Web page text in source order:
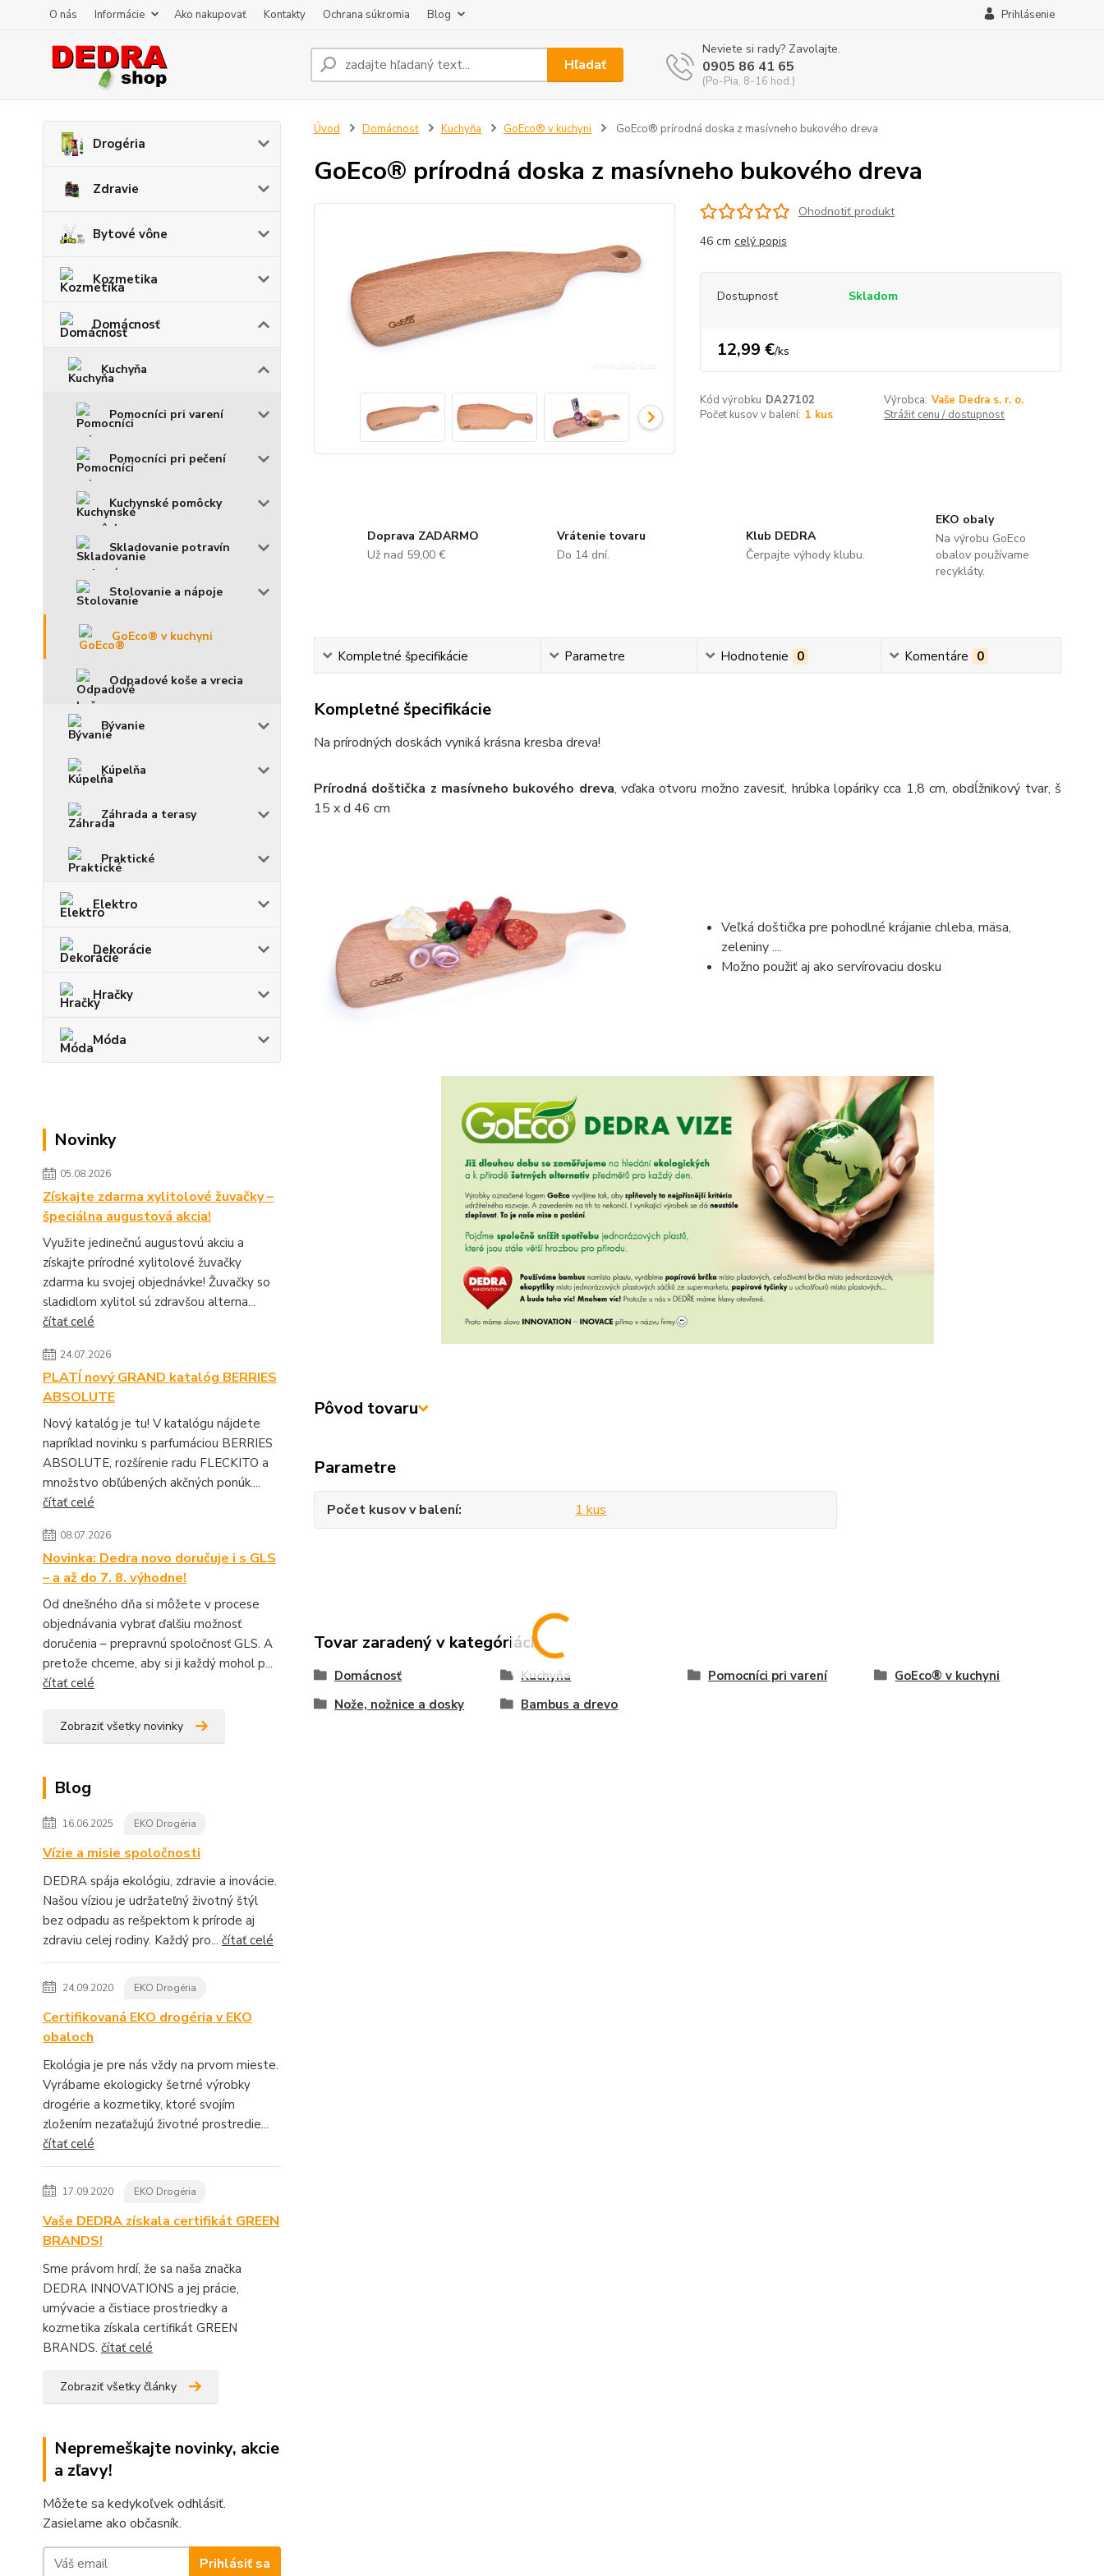
O nás Informácie Ako nakupovať Kontakty Ochrana súkromia Blog Prihlásenie
Hľadať
Neviete si rady? Zavolajte.
0905 86 41 65
(Po-Pia, 8-16 hod.)
Drogéria
Zdravie
Bytové vône
Kozmetika
Domácnosť
Kuchyňa
Pomocníci pri varení
Pomocníci pri pečení
Kuchynské pomôcky
Skladovanie potravín
Stolovanie a nápoje
GoEco® v kuchyni
Odpadové koše a vrecia
Bývanie
Kúpelňa
Záhrada a terasy
Praktické
Elektro
Dekorácie
Hračky
Móda
Novinky
05.08.2026
Získajte zdarma xylitolové žuvačky –
špeciálna augustová akcia!
Využite jedinečnú augustovú akciu a
získajte prírodné xylitolové žuvačky
zdarma ku svojej objednávke! Žuvačky so
sladidlom xylitol sú zdravšou alterna...
čítať celé
24.07.2026
PLATÍ nový GRAND katalóg BERRIES
ABSOLUTE
Nový katalóg je tu! V katalógu nájdete
napríklad novinku s parfumáciou BERRIES
ABSOLUTE, rozšírenie radu FLECKITO a
množstvo obľúbených akčných ponúk....
čítať celé
08.07.2026
Novinka: Dedra novo doručuje i s GLS
– a až do 7. 8. výhodne!
Od dnešného dňa si môžete v procese
objednávania vybrať ďalšiu možnosť
doručenia – prepravnú spoločnosť GLS. A
pretože chceme, aby si ji každý mohol p...
čítať celé
Zobraziť všetky novinky
Blog
16.06.2025 EKO Drogéria
Vízie a misie spoločnosti
DEDRA spája ekológiu, zdravie a inovácie.
Našou víziou je udržateľný životný štýl
bez odpadu as rešpektom k prírode aj
zdraviu celej rodiny. Každý pro... čítať celé
24.09.2020 EKO Drogéria
Certifikovaná EKO drogéria v EKO
obaloch
Ekológia je pre nás vždy na prvom mieste.
Vyrábame ekologicky šetrné výrobky
drogérie a kozmetiky, ktoré svojím
zložením nezaťažujú životné prostredie...
čítať celé
17.09.2020 EKO Drogéria
Vaše DEDRA získala certifikát GREEN
BRANDS!
Sme právom hrdí, že sa naša značka
DEDRA INNOVATIONS a jej prácie,
umývacie a čistiace prostriedky a
kozmetika získala certifikát GREEN
BRANDS. čítať celé
Zobraziť všetky články
Nepremeškajte novinky, akcie
a zľavy!
Môžete sa kedykoľvek odhlásiť.
Zasielame ako občasník.
Prihlásiť sa
Úvod Domácnosť Kuchyňa GoEco® v kuchyni GoEco® prírodná doska z masívneho bukového dreva
GoEco® prírodná doska z masívneho bukového dreva
Ohodnotiť produkt
46 cm celý popis
Dostupnosť Skladom
12,99 €/ks
Kód výrobku DA27102 Výrobca: Vaše Dedra s. r. o.
Počet kusov v balení: 1 kus Strážiť cenu / dostupnosť
Doprava ZADARMO
Už nad 59,00 €
Vrátenie tovaru
Do 14 dní.
Klub DEDRA
Čerpajte výhody klubu.
EKO obaly
Na výrobu GoEco
obalov používame
recykláty.
Kompletné špecifikácie Parametre Hodnotenie 0 Komentáre 0
Kompletné špecifikácie
Na prírodných doskách vyniká krásna kresba dreva!
Prírodná doštička z masívneho bukového dreva, vďaka otvoru možno zavesiť, hrúbka lopáriky cca 1,8 cm, obdĺžnikový tvar, š
15 x d 46 cm
Veľká doštička pre pohodlné krájanie chleba, mäsa,
zeleniny ....
Možno použiť aj ako servírovaciu dosku
Pôvod tovaru
Parametre
Počet kusov v balení 1 kus
Tovar zaradený v kategóriách
Domácnosť Kuchyňa Pomocníci pri varení
GoEco® v kuchyni
Nože, nožnice a dosky
Bambus a drevo